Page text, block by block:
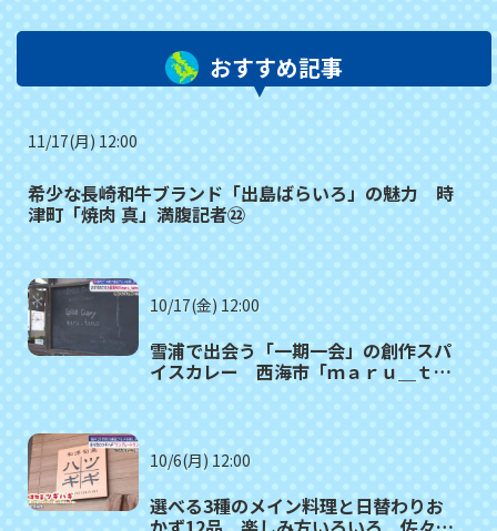
おすすめ記事
11/17(月) 12:00
希少な長崎和牛ブランド「出島ばらいろ」の魅力 時
津町「焼肉 真」満腹記者㉒
10/17(金) 12:00
雪浦で出会う「一期一会」の創作スパ
イスカレー 西海市「ｍａｒｕ＿ｔａ
10/6(月) 12:00
選べる3種のメイン料理と日替わりお